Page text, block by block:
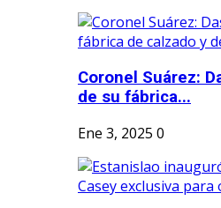
Coronel Suárez:
de su fábrica...
Ene 3, 2025 0